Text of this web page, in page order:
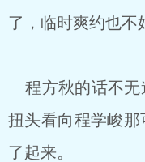
了，临时爽约也不
程方秋的话不无
扭头看向程学峻
了起来。